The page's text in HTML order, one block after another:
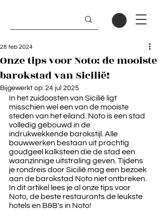
Onze tips voor Noto: de mooiste
barokstad van Sicilië!
28 feb 2024
Bijgewerkt op: 24 jul 2025
In het zuidoosten van Sicilië ligt
misschien wel een van de mooiste
steden van het eiland. Noto is een stad
volledig gebouwd in de
indrukwekkende barokstijl. Alle
bouwwerken bestaan uit prachtig
goudgeel kalksteen die de stad een
waanzinnige uitstraling geven. Tijdens
je rondreis door Sicilië mag een bezoek
aan de barokstad Noto niet ontbreken.
In dit artikel lees je al onze tips voor
Noto, de beste restaurants de leukste
hotels en B&B's in Noto!